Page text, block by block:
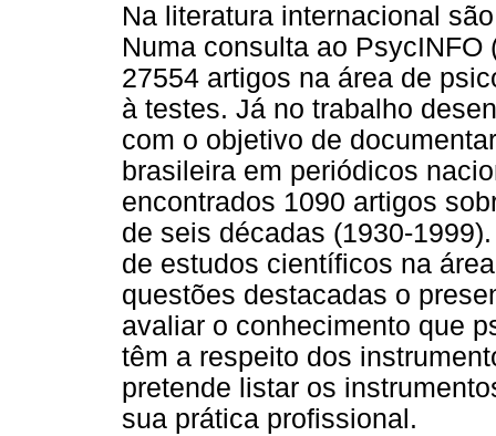
Na literatura internacional
Numa consulta ao
27554 artigos na área de
à testes. Já no trabalho
com o objetivo de
brasileira em periódicos
encontrados 1090 artigos
de seis décadas (1930-
de estudos científicos na
questões destacadas o
avaliar o conhecimento que
têm a respeito dos
pretende listar os
sua prática profissional.